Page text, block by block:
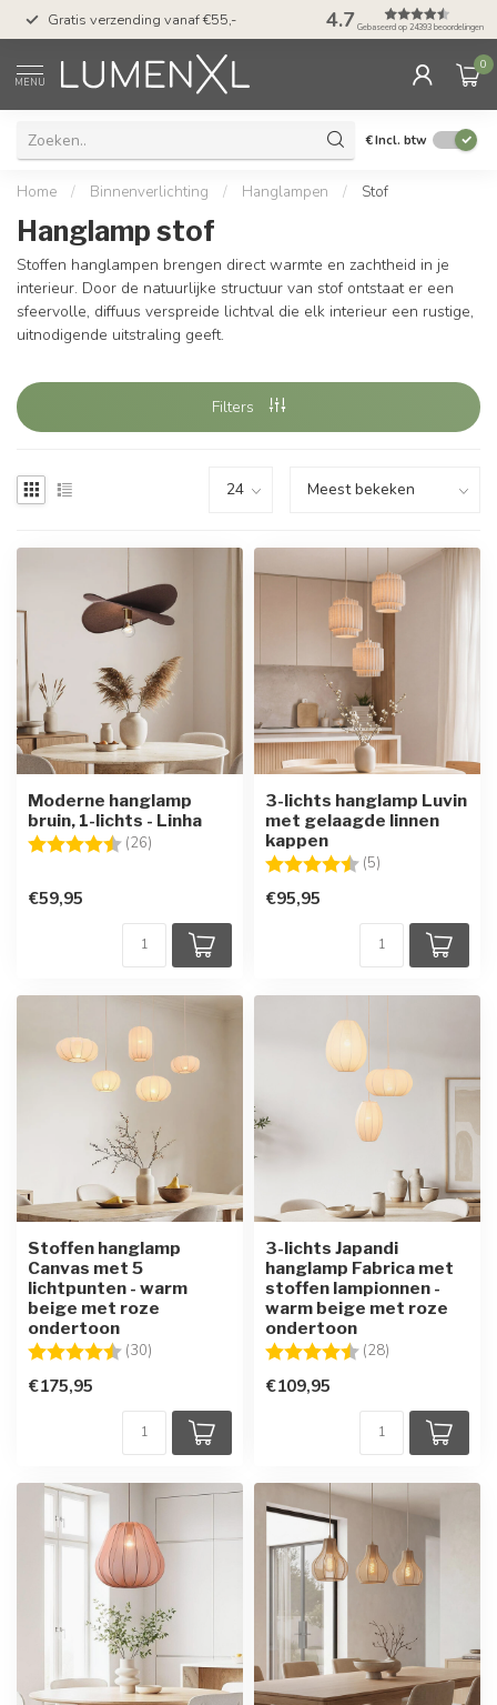
Gratis verzending vanaf €55,- 50 dagen
met Klarna
4.7 Gebaseerd op 24393 beoordelingen
MENU
0
€Incl. btw
Home / Binnenverlichting / Hanglampen / Stof
Hanglamp stof
Stoffen hanglampen brengen direct warmte en zachtheid in je
interieur. Door de natuurlijke structuur van stof ontstaat er een
sfeervolle, diffuus verspreide lichtval die elk interieur een rustige,
uitnodigende uitstraling geeft.
Filters
Moderne hanglamp
bruin, 1-lichts - Linha
Beoordeling: (26)
€59,95
3-lichts hanglamp Luvin
met gelaagde linnen
kappen
Beoordeling: (5)
€95,95
Stoffen hanglamp
Canvas met 5
lichtpunten - warm
beige met roze
ondertoon
Beoordeling: (30)
€175,95
3-lichts Japandi
hanglamp Fabrica met
stoffen lampionnen -
warm beige met roze
ondertoon
Beoordeling: (28)
€109,95